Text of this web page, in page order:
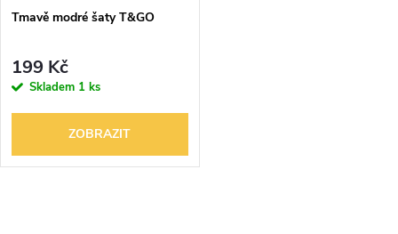
Tmavě modré šaty T&GO
199 Kč
Skladem 1 ks
ZOBRAZIT